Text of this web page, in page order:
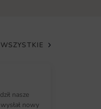
na
są
swoim
nasze
nowy